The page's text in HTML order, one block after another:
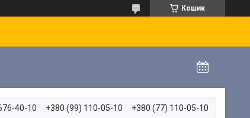
Кошик
40-10 +380 (99) 110-05-10 +380 (77) 110-05-10